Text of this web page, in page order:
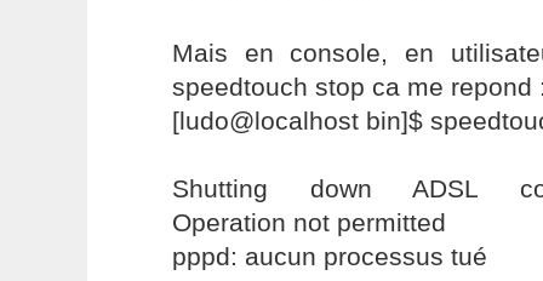
Mais en console, en
speedtouch stop ca me repond
[ludo@localhost bin]$
Shutting down ADSL
Operation not permitted
pppd: aucun processus tué